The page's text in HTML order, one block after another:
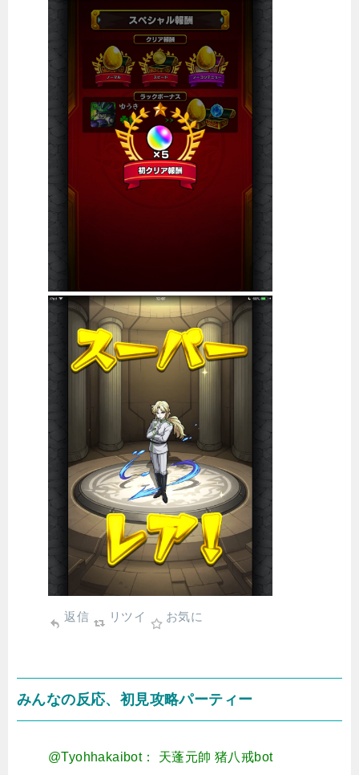
返信 リツイ お気に
みんなの反応、初見攻略パーティー
@Tyohhakaibot： 天蓬元帥 猪八戒bot